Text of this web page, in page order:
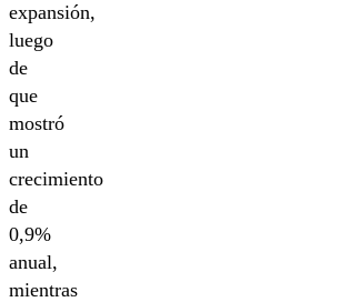
expansión,
luego
de
que
mostró
un
crecimiento
de
0,9%
anual,
mientras